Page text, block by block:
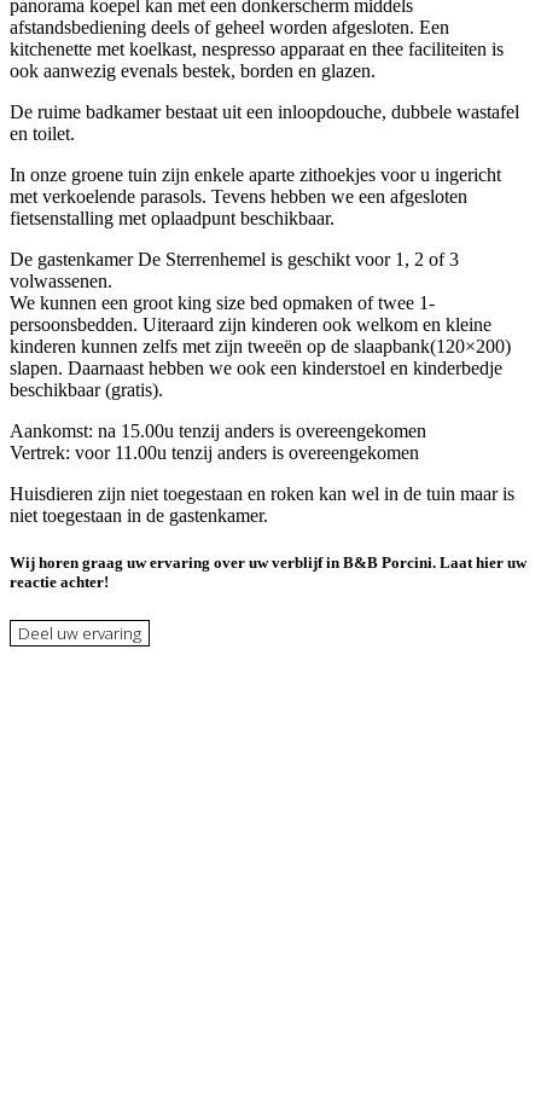
panorama koepel kan met een donkerscherm middels
afstandsbediening deels of geheel worden afgesloten. Een
kitchenette met koelkast, nespresso apparaat en thee faciliteiten is
ook aanwezig evenals bestek, borden en glazen.
De ruime badkamer bestaat uit een inloopdouche, dubbele wastafel
en toilet.
In onze groene tuin zijn enkele aparte zithoekjes voor u ingericht
met verkoelende parasols. Tevens hebben we een afgesloten
fietsenstalling met oplaadpunt beschikbaar.
De gastenkamer De Sterrenhemel is geschikt voor 1, 2 of 3
volwassenen.
We kunnen een groot king size bed opmaken of twee 1-
persoonsbedden. Uiteraard zijn kinderen ook welkom en kleine
kinderen kunnen zelfs met zijn tweeën op de slaapbank(120×200)
slapen. Daarnaast hebben we ook een kinderstoel en kinderbedje
beschikbaar (gratis).
Aankomst: na 15.00u tenzij anders is overeengekomen
Vertrek: voor 11.00u tenzij anders is overeengekomen
Huisdieren zijn niet toegestaan en roken kan wel in de tuin maar is
niet toegestaan in de gastenkamer.
Wij horen graag uw ervaring over uw verblijf in B&B Porcini. Laat hier uw
reactie achter!
Deel uw ervaring